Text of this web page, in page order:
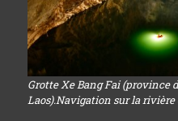
Grotte Xe Bang Fai (province
Laos).Navigation sur la